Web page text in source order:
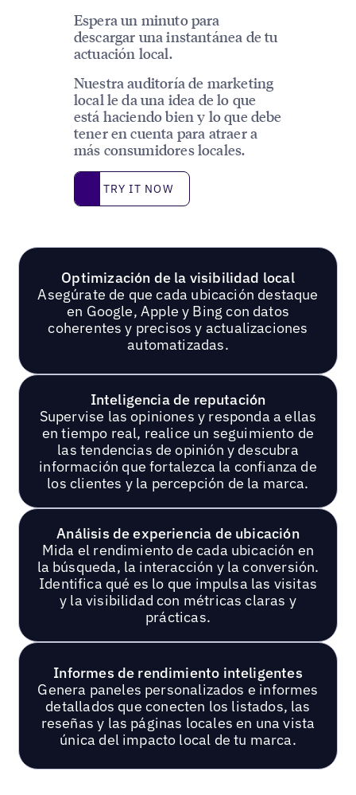
Espera un minuto para
descargar una instantánea de tu
actuación local.
Nuestra auditoría de marketing
local le da una idea de lo que
está haciendo bien y lo que debe
tener en cuenta para atraer a
más consumidores locales.
Try it nowTRY IT NOW
Optimización de la visibilidad local
Asegúrate de que cada ubicación destaque
en Google, Apple y Bing con datos
coherentes y precisos y actualizaciones
automatizadas.
Inteligencia de reputación
Supervise las opiniones y responda a ellas
en tiempo real, realice un seguimiento de
las tendencias de opinión y descubra
información que fortalezca la confianza de
los clientes y la percepción de la marca.
Análisis de experiencia de ubicación
Mida el rendimiento de cada ubicación en
la búsqueda, la interacción y la conversión.
Identifica qué es lo que impulsa las visitas
y la visibilidad con métricas claras y
prácticas.
Informes de rendimiento inteligentes
Genera paneles personalizados e informes
detallados que conecten los listados, las
reseñas y las páginas locales en una vista
única del impacto local de tu marca.